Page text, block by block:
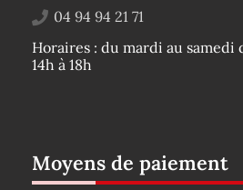
04 94 94 21 71
Horaires : du mardi au samedi
14h à 18h
Moyens de paiement